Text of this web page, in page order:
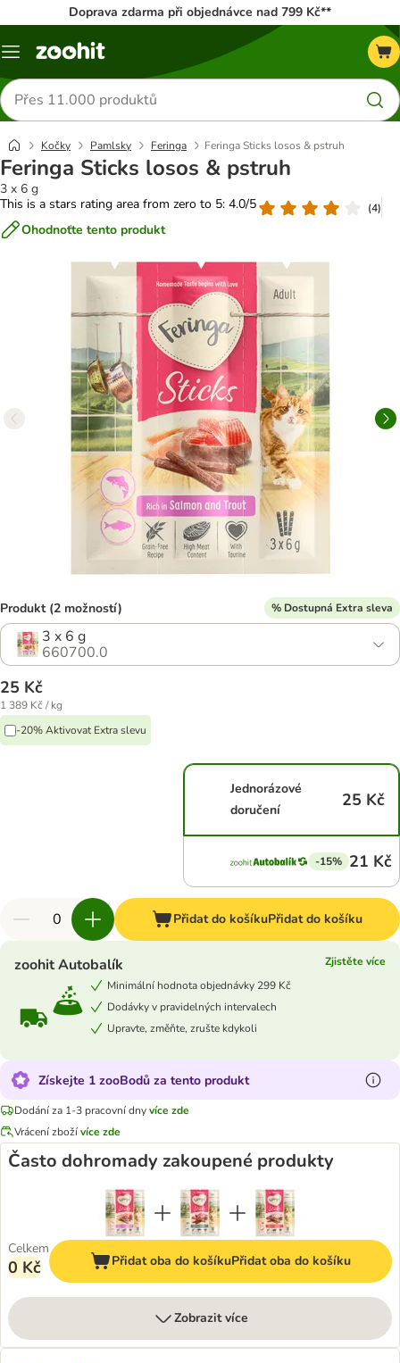
Doprava zdarma při objednávce nad 799 Kč**
Menu
Hledat
produkty
Kočky Pamlsky Feringa Feringa Sticks losos & pstruh
Feringa Sticks losos & pstruh
3 x 6 g
This is a stars rating area from zero to 5: 4.0/5
(4)
Ohodnoťte tento produkt
Produkt (2 možností) % Dostupná Extra sleva
3 x 6 g
660700.0
25 Kč
1 389 Kč / kg
-20% Aktivovat Extra slevu
Jednorázové
doručení
25 Kč
-15% 21 Kč
Přidat do košíkuPřidat do košíku
zoohit Autobalík
Zjistěte více
Minimální hodnota objednávky 299 Kč
Dodávky v pravidelných intervalech
Upravte, změňte, zrušte kdykoli
Získejte 1 zooBodů za tento produkt
Dodání za 1-3 pracovní dnyvíce zde
Vrácení zbožívíce zde
Často dohromady zakoupené produkty
Celkem
0 Kč Přidat oba do košíkuPřidat oba do košíku
Zobrazit více